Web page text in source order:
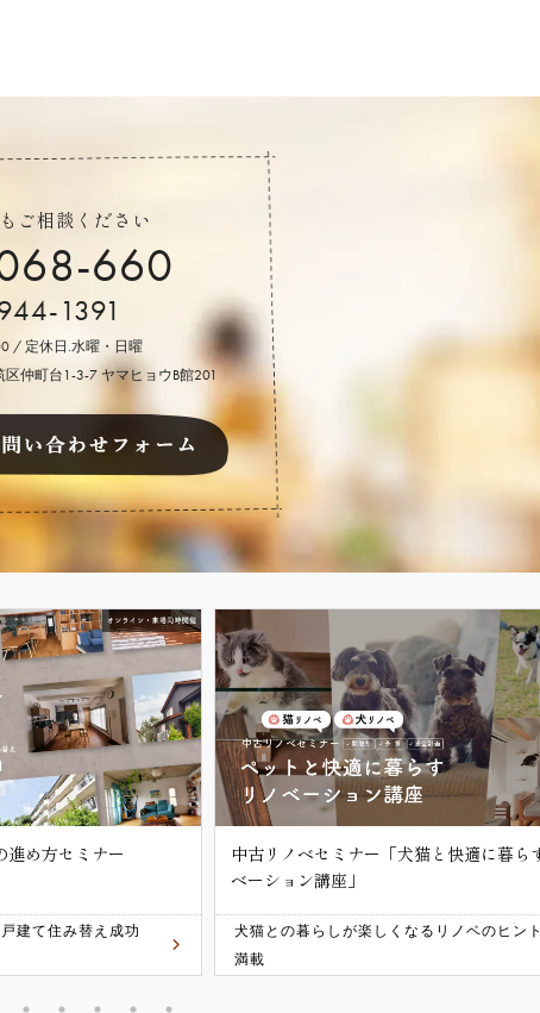
ご相談ください
660
1391
/ 定休日.水曜・日曜
仲町台1-3-7 ヤマヒョウB館201
猫と快適に暮らすリノ
るリノベのヒント
紹介制度のご案内
「紹介した人」も「された人」ももらえる嬉
しいご紹介制度